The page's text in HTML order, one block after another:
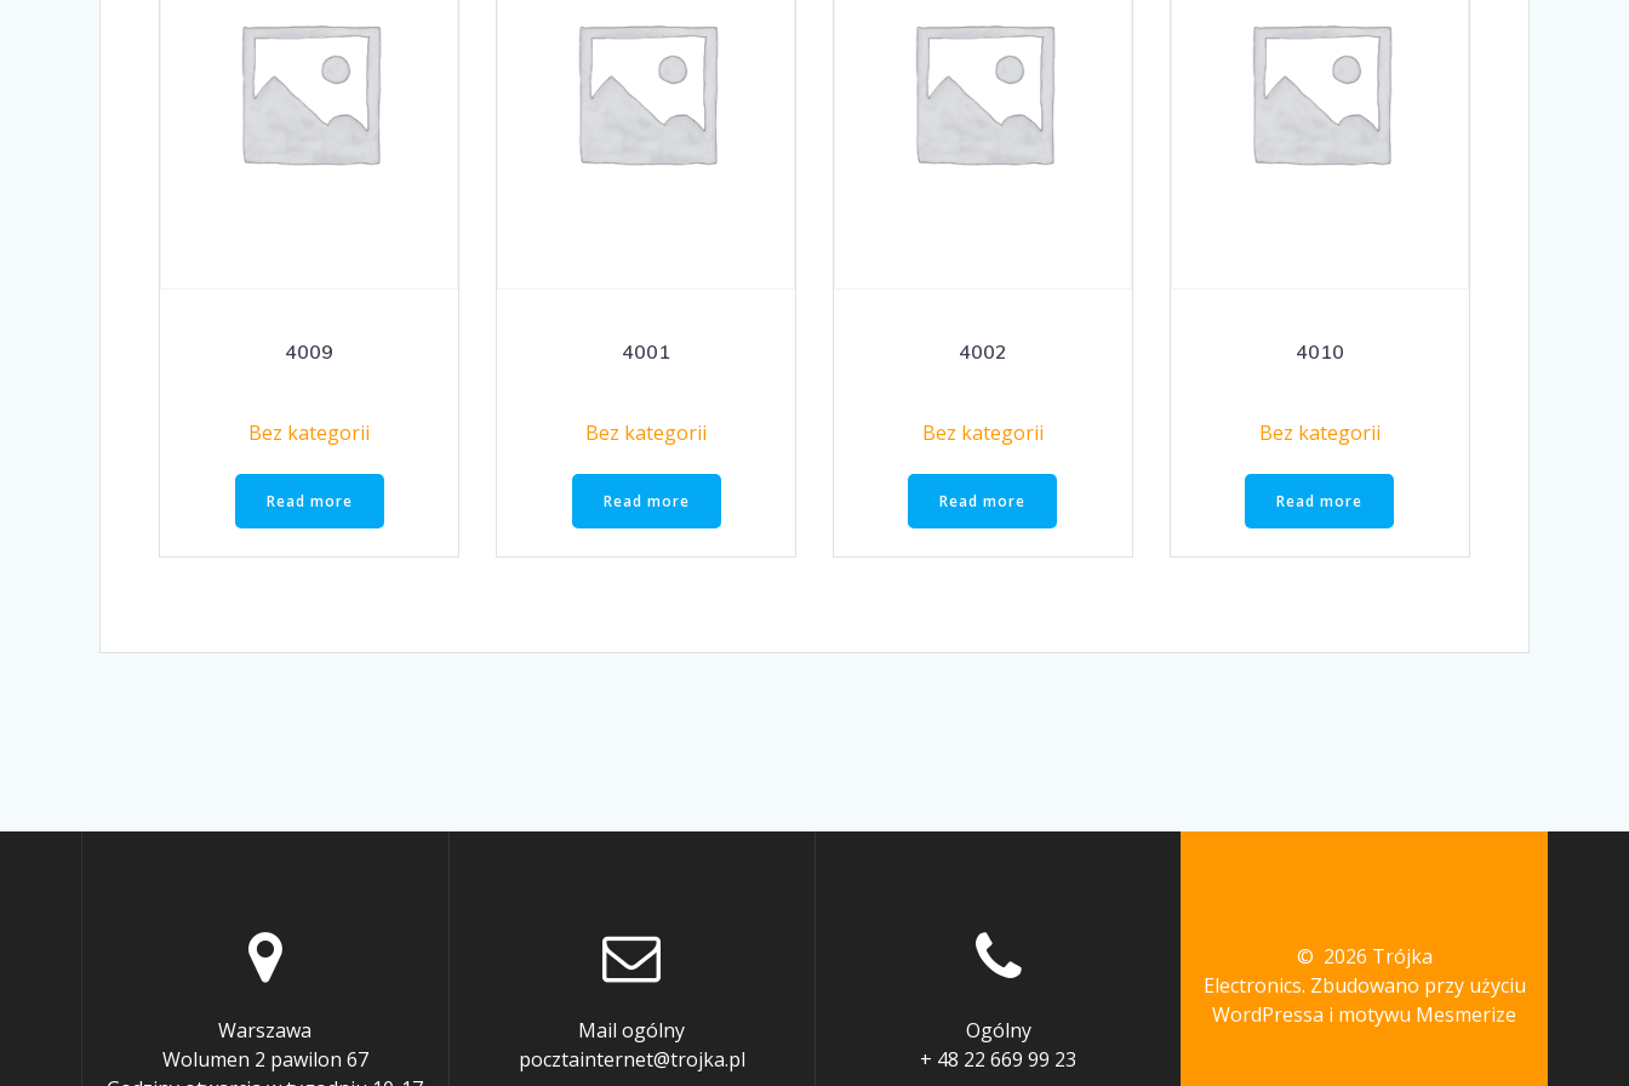
4009
Bez kategorii
Read more
4001
Bez kategorii
Read more
4002
Bez kategorii
Read more
4010
Bez kategorii
Read more
Warszawa
Wolumen 2 pawilon 67
Mail ogólny
pocztainternet@trojka.pl
Ogólny
+ 48 22 669 99 23
© 2026 Trójka
Electronics. Zbudowano przy użyciu
WordPressa i motywu Mesmerize